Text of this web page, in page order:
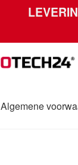
Algemene